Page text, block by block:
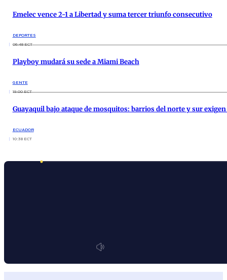
Emelec vence 2-1 a Libertad y suma tercer triunfo consecutivo
DEPORTES
06:48 ECT
Playboy mudará su sede a Miami Beach
GENTE
19:00 ECT
Guayaquil bajo ataque de mosquitos: barrios del norte y sur
ECUADOR
10:38 ECT